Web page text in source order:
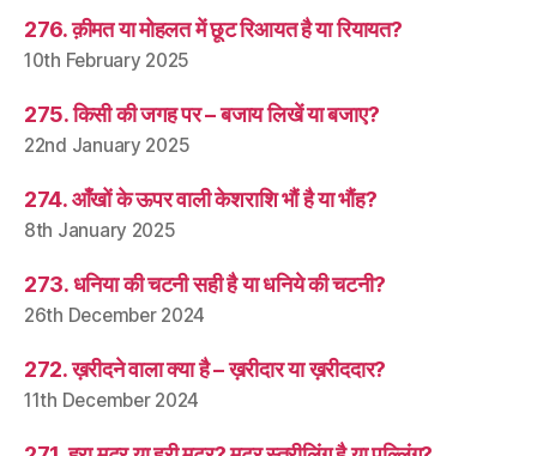
276. क़ीमत या मोहलत में छूट रिआयत है या रियायत?
10th February 2025
275. किसी की जगह पर – बजाय लिखें या बजाए?
22nd January 2025
274. आँखों के ऊपर वाली केशराशि भौं है या भौंह?
8th January 2025
273. धनिया की चटनी सही है या धनिये की चटनी?
26th December 2024
272. ख़रीदने वाला क्या है – ख़रीदार या ख़रीददार?
11th December 2024